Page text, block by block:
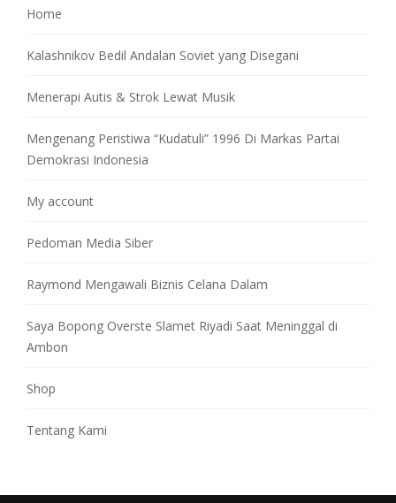
Home
Kalashnikov Bedil Andalan Soviet yang Disegani
Menerapi Autis & Strok Lewat Musik
Mengenang Peristiwa “Kudatuli” 1996 Di Markas Partai
Demokrasi Indonesia
My account
Pedoman Media Siber
Raymond Mengawali Biznis Celana Dalam
Saya Bopong Overste Slamet Riyadi Saat Meninggal di
Ambon
Shop
Tentang Kami